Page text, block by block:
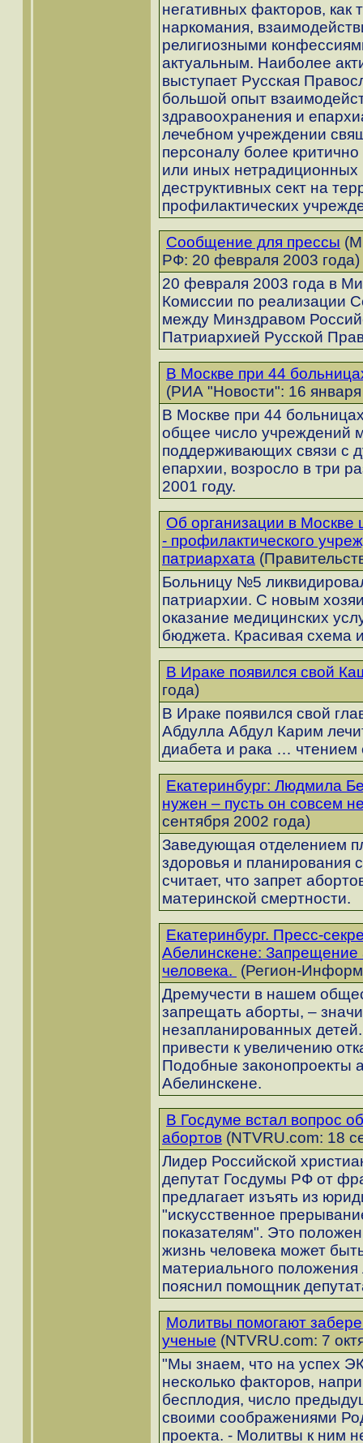
негативных факторов, как
наркомания,
религиозными
актуальным. Наиболее
выступает Русская
большой опыт
здравоохранения и
лечебном учреждении
персоналу более
или иных нетрадиционных
деструктивных сект на
профилактических
Сообщение для прессы
РФ: 20 февраля 2003 года)
20 февраля 2003 года в
Комиссии по реализации
между Минздравом
Патриархией Русской
В Москве при 44
(РИА "Новости": 16
В Москве при 44
общее число учреждений
поддерживающих связи с
епархии, возросло в три
2001 году.
Об организации в Москве
- профилактического
патриархата
Больницу №5
патриархии. С новым
оказание медицинских
бюджета. Красивая схема
В Ираке появился свой
года)
В Ираке появился свой
Абдулла Абдул Карим
диабета и рака … чтением
Екатеринбург: Людмила
нужен – пусть он совсем
сентября 2002 года)
Заведующая отделением
здоровья и
считает, что запрет
материнской смертности.
Екатеринбург. Пресс-
Абелинскене:
человека. (Регион-
Дремучести в нашем
запрещать аборты, –
незапланированных
привести к увеличению
Подобные законопроекты
Абелинскене.
В Госдуме встал вопрос
абортов (NTVRU.com: 18
Лидер Российской
депутат Госдумы РФ от
предлагает изъять из
"искусственное
показателям". Это
жизнь человека может
материального
пояснил помощник
Молитвы помогают
ученые (NTVRU.com: 7
"Мы знаем, что на успех
несколько факторов,
бесплодия, число
своими соображениями
проекта. - Молитвы к ним